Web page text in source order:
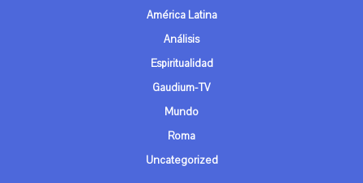
América Latina
Análisis
Espiritualidad
Gaudium-TV
Mundo
Roma
Uncategorized